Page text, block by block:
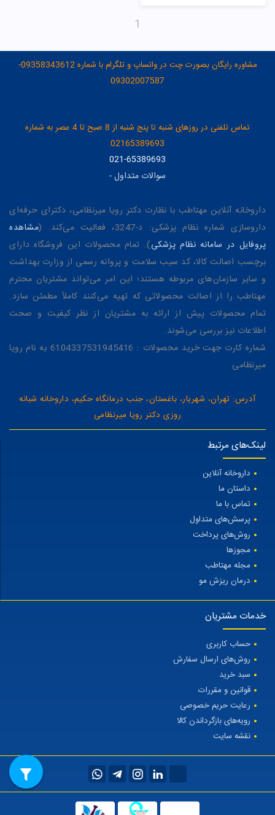
1
مشاوره رایگان بصورت چت در واتساپ و تلگرام با شماره 09358343612-
09302007587
تماس تلفنی در روزهای شنبه تا پنج شنبه از 8 صبح تا 4 عصر به شماره
02165389693
021-65389693
سوالات متداول-
داروخانه آنلاین مهتاطب با نظارت دکتر رویا میرنظامی، دکترای حرفه‌ای
داروسازی شماره نظام پزشکی: د-3247، فعالیت می‌کند. (
مشاهده
پروفایل در سامانه نظام پزشکی). تمام محصولات این فروشگاه دارای
برچسب اصالت کالا، کد سیب سلامت و پروانه رسمی از وزارت بهداشت
و سایر سازمان‌های مربوطه هستند؛ این امر می‌تواند مشتریان محترم
مهتاطب را از اصالت محصولاتی که تهیه می‌کنند کاملاً مطمئن سازد.
تمام محصولات پیش از ارائه به مشتریان از نظر کیفیت و صحت
اطلاعات نیز بررسی می‌شوند.
شماره کارت جهت خرید محصولات : 6104337531945416 به نام رویا
میرنظامی
آدرس: تهران، شهریار، باغستان، جنب درمانگاه حکیم، داروخانه شبانه
روزی دکتر رویا میرنظامی
لینک‌های مرتبط
داروخانه آنلاین
داستان ما
تماس با ما
پرسش‌های متداول
روش‌های پرداخت
مجوزها
مجله مهتاطب
درمان ریزش مو
خدمات مشتریان
حساب کاربری
روش‌های ارسال سفارش
سبد خرید
قوانین و مقررات
رعایت حریم خصوصی
رویه‌های بازگرداندن کالا
نقشه سایت